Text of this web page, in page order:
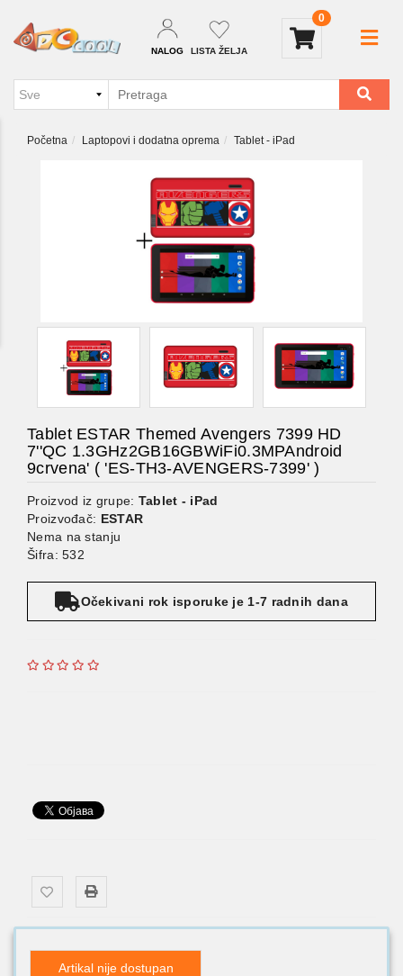
NALOG LISTA ŽELJA
0
Početna Laptopovi i dodatna oprema Tablet - iPad
Tablet ESTAR Themed Avengers 7399 HD
7''QC 1.3GHz2GB16GBWiFi0.3MPAndroid
9crvena' ( 'ES-TH3-AVENGERS-7399' )
Proizvod iz grupe: Tablet - iPad
Proizvođač: ESTAR
Nema na stanju
Šifra: 532
Očekivani rok isporuke je 1-7 radnih dana
Artikal nije dostupan